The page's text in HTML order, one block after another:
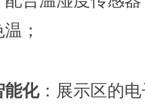
；
能化：展示区的